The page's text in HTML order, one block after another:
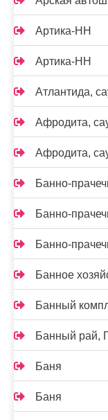
Артика-НН
Артика-НН
Атлантида,
Афродита,
Афродита,
Банно-
Банно-
Банно-
Банное
Банный
Банный рай,
Баня
Баня